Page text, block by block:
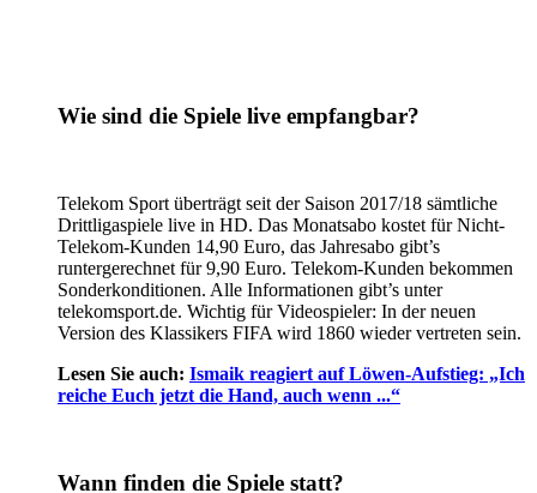
Wie sind die Spiele live empfangbar?
Telekom Sport überträgt seit der Saison 2017/18 sämtliche
Drittligaspiele live in HD. Das Monatsabo kostet für Nicht-
Telekom-Kunden 14,90 Euro, das Jahresabo gibt’s
runtergerechnet für 9,90 Euro. Telekom-Kunden bekommen
Sonderkonditionen. Alle Informationen gibt’s unter
telekomsport.de. Wichtig für Videospieler: In der neuen
Version des Klassikers FIFA wird 1860 wieder vertreten sein.
Lesen Sie auch: Ismaik reagiert auf Löwen-Aufstieg: „Ich
reiche Euch jetzt die Hand, auch wenn ...“
Wann finden die Spiele statt?